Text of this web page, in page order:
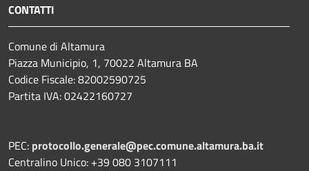
CONTATTI
Comune di Altamura
Piazza Municipio, 1, 70022 Altamura BA
Codice Fiscale: 82002590725
Partita IVA: 02422160727
PEC: protocollo.generale@pec.comune.altamura.ba.it
Centralino Unico: +39 080 3107111